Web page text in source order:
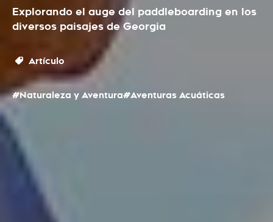
Explorando el auge del paddleboarding en los
diversos paisajes de Georgia
Artículo
#Naturaleza y Aventura#Aventuras Acuáticas